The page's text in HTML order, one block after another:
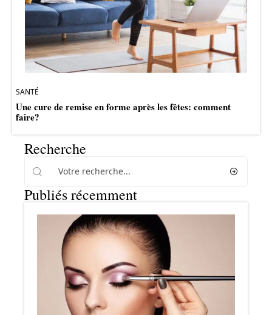
SANTÉ
Une cure de remise en forme après les fêtes: comment
faire?
Recherche
Publiés récemment